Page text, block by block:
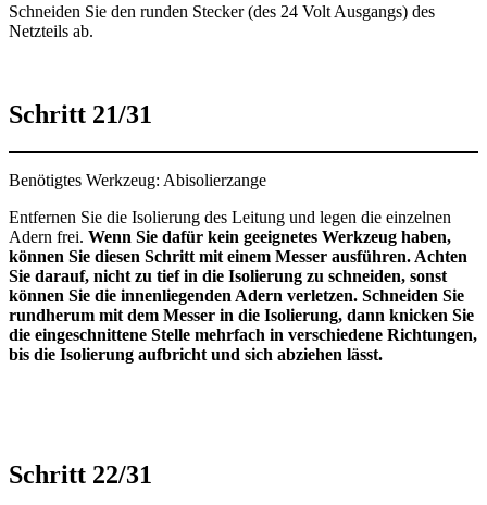
Schneiden Sie den runden Stecker (des 24 Volt Ausgangs) des
Netzteils ab.
Schritt 21/31
Benötigtes Werkzeug: Abisolierzange
Entfernen Sie die Isolierung des Leitung und legen die einzelnen
Adern frei. Wenn Sie dafür kein geeignetes Werkzeug haben,
können Sie diesen Schritt mit einem Messer ausführen. Achten
Sie darauf, nicht zu tief in die Isolierung zu schneiden, sonst
können Sie die innenliegenden Adern verletzen. Schneiden Sie
rundherum mit dem Messer in die Isolierung, dann knicken Sie
die eingeschnittene Stelle mehrfach in verschiedene Richtungen,
bis die Isolierung aufbricht und sich abziehen lässt.
Schritt 22/31